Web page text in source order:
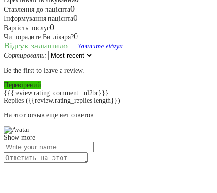
Ставлення до пацієнта0
Інформування пацієнта0
Вартість послуг0
Чи порадите Ви лікаря?0
Відгук залишило... Залиште відгук
Сортировать:
Be the first to leave a review.
Перевірений
{{{review.rating_comment | nl2br}}}
Replies ({{review.rating_replies.length}})
На этот отзыв еще нет ответов.
Show more